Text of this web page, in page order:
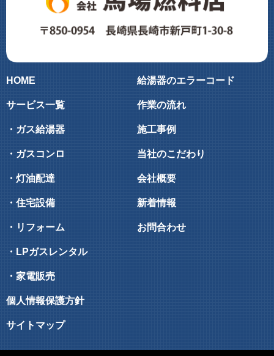
HOME
サービス一覧
・ガス給湯器
・ガスコンロ
・灯油配達
・住宅設備
・リフォーム
・LPガスレンタル
・家電販売
給湯器のエラーコード
作業の流れ
施工事例
当社のこだわり
会社概要
新着情報
お問合わせ
個人情報保護方針
サイトマップ